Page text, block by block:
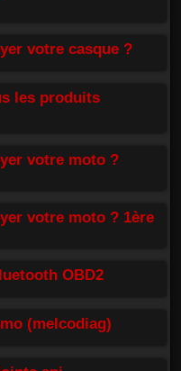
votre casque ?
les produits
votre moto ?
votre moto ? 1ère
OBD2
(melcodiag)